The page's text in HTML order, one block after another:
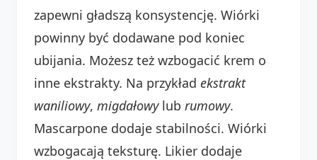
zapewni gładszą konsystencję. Wiórki
powinny być dodawane pod koniec
ubijania. Możesz też wzbogacić krem o
inne ekstrakty. Na przykład ekstrakt
waniliowy, migdałowylub rumowy.
Mascarpone dodaje stabilności. Wiórki
wzbogacają teksturę. Likier dodaje